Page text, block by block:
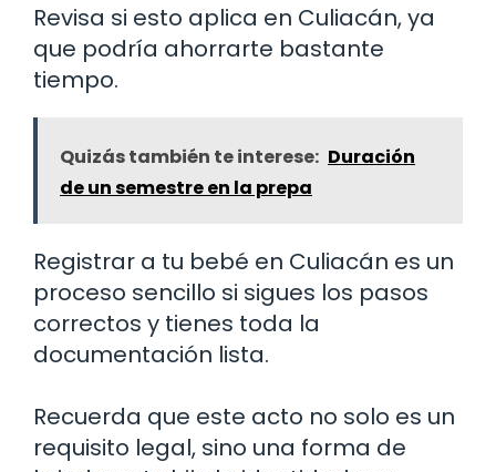
Revisa si esto aplica en Culiacán, ya
que podría ahorrarte bastante
tiempo.
Quizás también te interese: Duración
de un semestre en la prepa
Registrar a tu bebé en Culiacán es un
proceso sencillo si sigues los pasos
correctos y tienes toda la
documentación lista.
Recuerda que este acto no solo es un
requisito legal, sino una forma de